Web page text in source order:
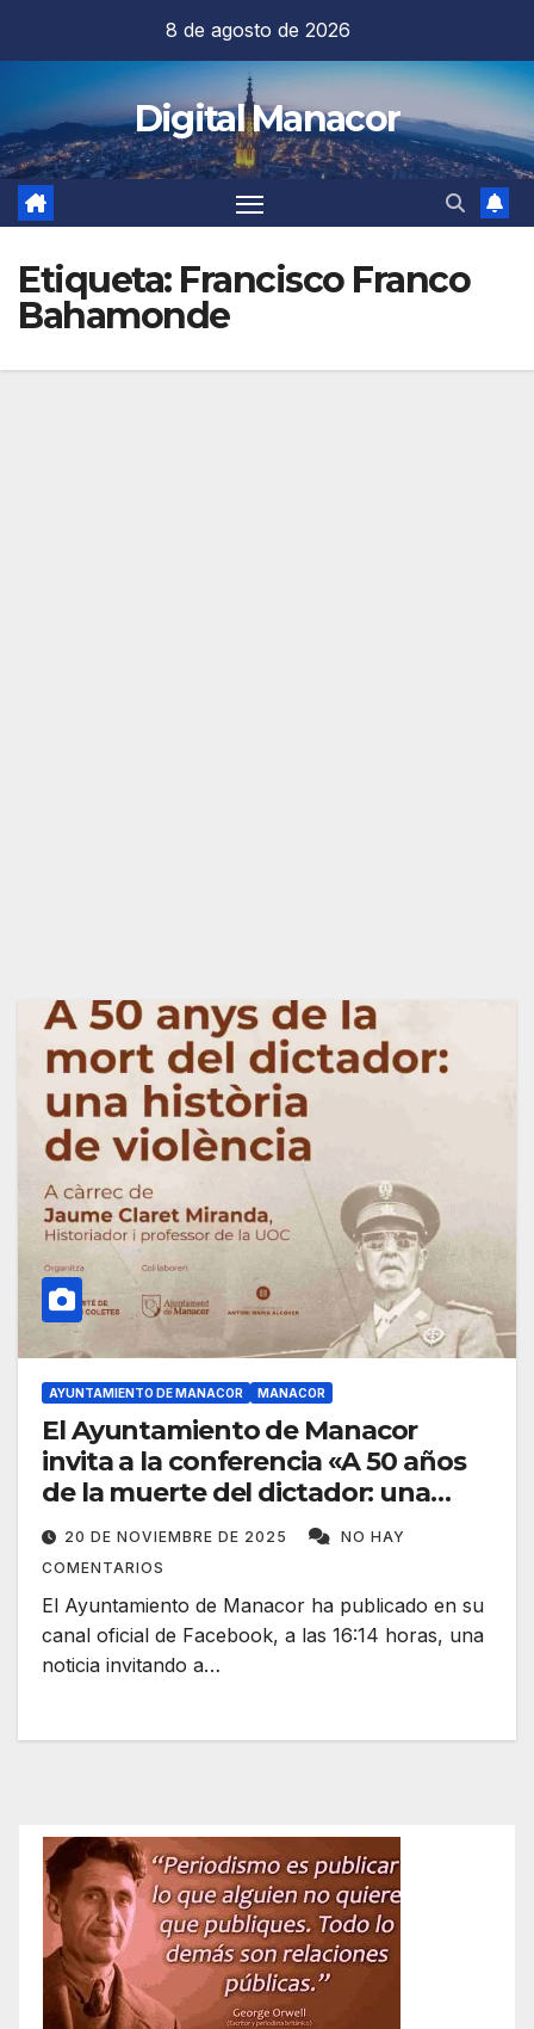
contenido
8 de agosto de 2026
Digital Manacor
Etiqueta: Francisco Franco
Bahamonde
AYUNTAMIENTO DE MANACOR MANACOR
El Ayuntamiento de Manacor
invita a la conferencia «A 50 años
de la muerte del dictador: una
historia de violencia»
20 DE NOVIEMBRE DE 2025
NO HAY
COMENTARIOS
El Ayuntamiento de Manacor ha publicado en su
canal oficial de Facebook, a las 16:14 horas, una
noticia invitando a…